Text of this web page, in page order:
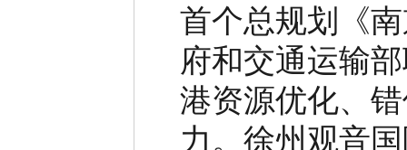
首个总规划《
府和交通运输
港资源优化、
力。 徐州观音